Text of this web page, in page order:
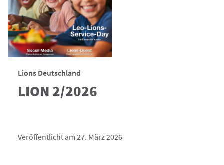
Lions Deutschland
LION 2/2026
Veröffentlicht am 27. März 2026